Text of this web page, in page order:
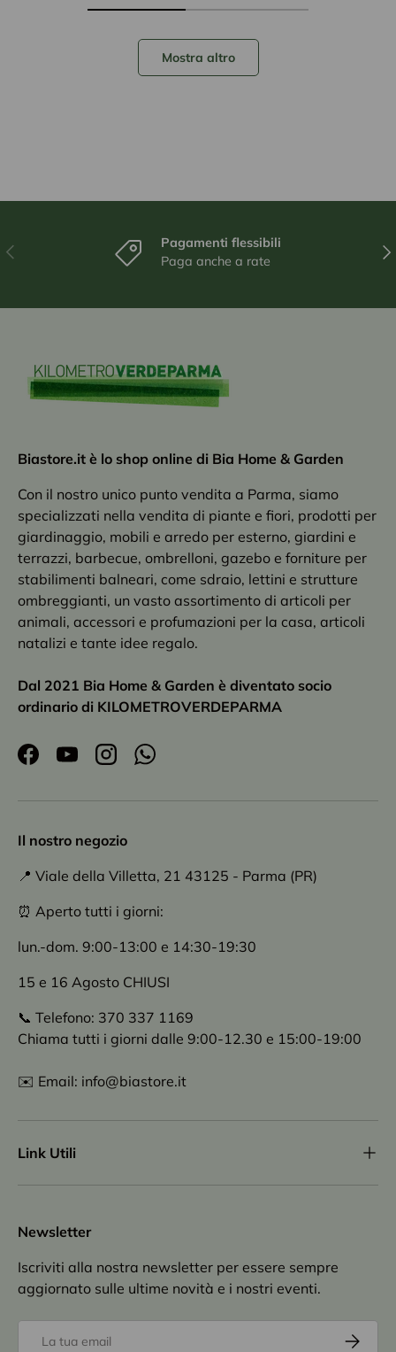
Mostra altro
Indietro
Pagamenti flessibili
Paga anche a rate
Biastore.it è lo shop online di Bia Home & Garden
Con il nostro unico punto vendita a Parma, siamo
specializzati nella vendita di piante e fiori, prodotti per
giardinaggio, mobili e arredo per esterno, giardini e
terrazzi, barbecue, ombrelloni, gazebo e forniture per
stabilimenti balneari, come sdraio, lettini e strutture
ombreggianti, un vasto assortimento di articoli per
animali, accessori e profumazioni per la casa, articoli
natalizi e tante idee regalo.
Dal 2021 Bia Home & Garden è diventato socio
ordinario di KILOMETROVERDEPARMA
FacebookYouTubeInstagramWhatsApp
Il nostro negozio
📍 Viale della Villetta, 21 43125 - Parma (PR)
⏰ Aperto tutti i giorni:
lun.-dom. 9:00-13:00 e 14:30-19:30
15 e 16 Agosto CHIUSI
📞 Telefono: 370 337 1169
Chiama tutti i giorni dalle 9:00-12.30 e 15:00-19:00
✉️ Email: info@biastore.it
Link Utili
Newsletter
Iscriviti alla nostra newsletter per essere sempre
aggiornato sulle ultime novità e i nostri eventi.
Iscriviti